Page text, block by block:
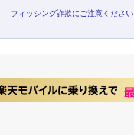
フィッシング詐欺にご注意ください